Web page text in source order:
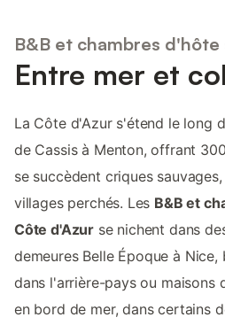
B&B et chambres
Entre mer et
La Côte d'Azur s'étend le long
de Cassis à Menton, offrant
se succèdent criques
villages perchés. Les B&B et
Côte d'Azur se nichent dans
demeures Belle Époque à
dans l'arrière-pays ou maisons
en bord de mer, dans certains